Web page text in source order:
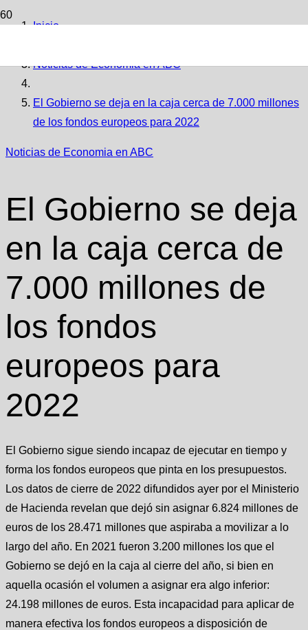
Inicio
Noticias de Economia en ABC
El Gobierno se deja en la caja cerca de 7.000 millones
de los fondos europeos para 2022
Noticias de Economia en ABC
El Gobierno se deja
en la caja cerca de
7.000 millones de
los fondos
europeos para
2022
El Gobierno sigue siendo incapaz de ejecutar en tiempo y
forma los fondos europeos que pinta en los presupuestos.
Los datos de cierre de 2022 difundidos ayer por el Ministerio
de Hacienda revelan que dejó sin asignar 6.824 millones de
euros de los 28.471 millones que aspiraba a movilizar a lo
largo del año. En 2021 fueron 3.200 millones los que el
Gobierno se dejó en la caja al cierre del año, si bien en
aquella ocasión el volumen a asignar era algo inferior:
24.198 millones de euros. Esta incapacidad para aplicar de
manera efectiva los fondos europeos a disposición de